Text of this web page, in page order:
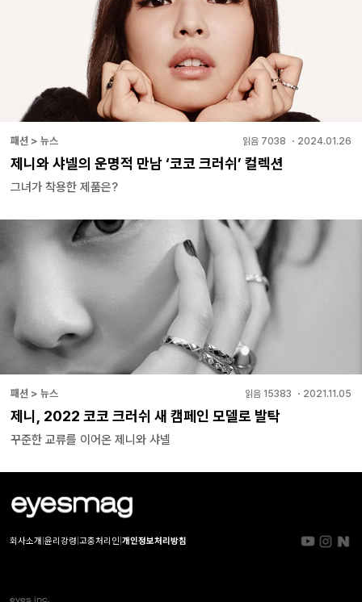
패션 > 뉴스 읽음 7038 ・ 2024.01.26
제니와 샤넬의 운명적 만남 ‘코코 크러쉬’ 컬렉션
그녀가 착용한 제품은?
패션 > 뉴스 읽음 15383 ・ 2021.11.05
제니, 2022 코코 크러쉬 새 캠페인 모델로 발탁
꾸준한 교류를 이어온 제니와 샤넬
회사소개 윤리강령 고충처리인 개인정보처리방침
eyes inc.